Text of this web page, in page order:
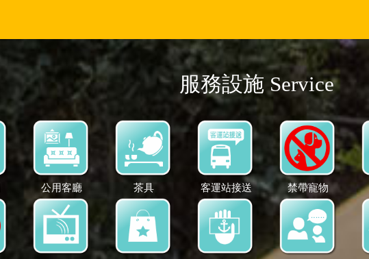
服務設施 Service
公用客廳 茶具 客運站接送 禁帶寵物